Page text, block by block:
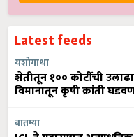
Latest feeds
यशोगाथा
शेतीतून १०० कोटींची
विमानातून कृषी क्रांती
बातम्या